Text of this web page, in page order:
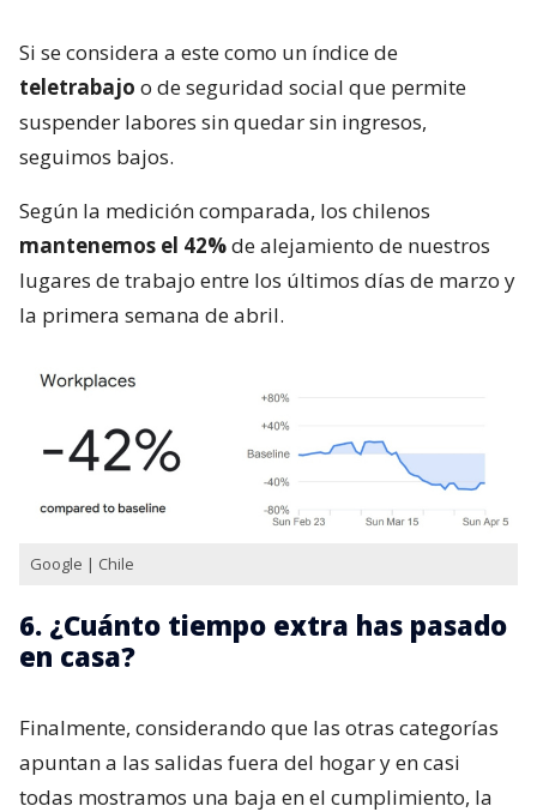
Si se considera a este como un índice de
teletrabajo o de seguridad social que permite
suspender labores sin quedar sin ingresos,
seguimos bajos.
Según la medición comparada, los chilenos
mantenemos el 42%de alejamiento de nuestros
lugares de trabajo entre los últimos días de marzo y
la primera semana de abril.
Google | Chile
6. ¿Cuánto tiempo extra has pasado
en casa?
Finalmente, considerando que las otras categorías
apuntan a las salidas fuera del hogar y en casi
todas mostramos una baja en el cumplimiento, la